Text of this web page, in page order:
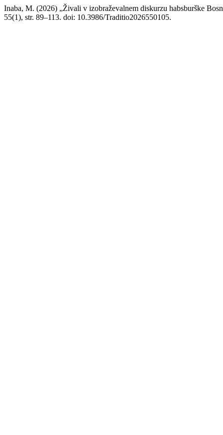
Inaba, M. (2026) „Živali v izobraževalnem diskurzu habsburške
55(1), str. 89–113. doi: 10.3986/Traditio2026550105.